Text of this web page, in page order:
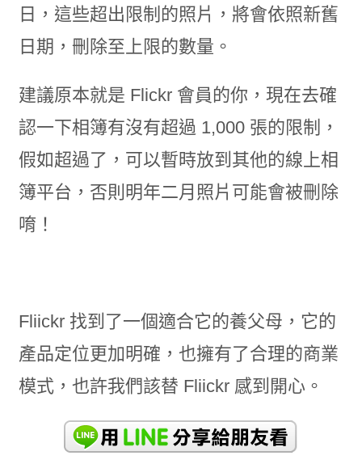
日，這些超出限制的照片，將會依照新舊
日期，刪除至上限的數量。
建議原本就是 Flickr 會員的你，現在去確
認一下相簿有沒有超過 1,000 張的限制，
假如超過了，可以暫時放到其他的線上相
簿平台，否則明年二月照片可能會被刪除
唷！
Fliickr 找到了一個適合它的養父母，它的
產品定位更加明確，也擁有了合理的商業
模式，也許我們該替 Fliickr 感到開心。